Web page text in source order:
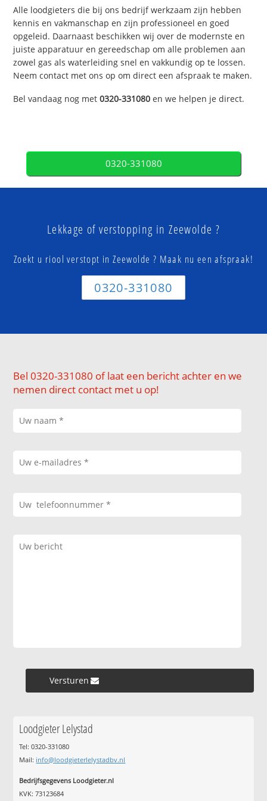
Alle loodgieters die bij ons bedrijf werkzaam zijn hebben
kennis en vakmanschap en zijn professioneel en goed
opgeleid. Daarnaast beschikken wij over de modernste en
juiste apparatuur en gereedschap om alle problemen aan
zowel gas als waterleiding snel en vakkundig op te lossen.
Neem contact met ons op om direct een afspraak te maken.
Bel vandaag nog met0320-331080 en we helpen je direct.
0320-331080
Lekkage of verstopping in Zeewolde ?
Zoekt u riool verstopt in Zeewolde ? Maak nu een afspraak!
0320-331080
Bel 0320-331080 of laat een bericht achter en we
nemen direct contact met u op!
Versturen »
Loodgieter Lelystad
Tel: 0320-331080
Mail: info@loodgieterlelystadbv.nl
Bedrijfsgegevens Loodgieter.nl
KVK: 73123684